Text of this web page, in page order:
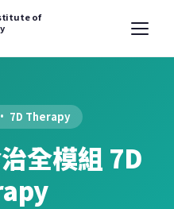
of
7D Therapy
全模組 7D